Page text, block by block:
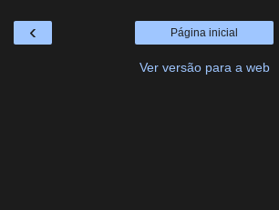
‹ Página inicial
Ver versão para a web